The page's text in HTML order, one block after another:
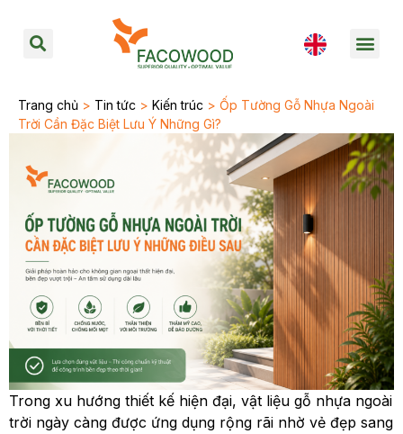
Trang chủ > Tin tức > Kiến trúc > Ốp Tường Gỗ Nhựa Ngoài
Trời Cần Đặc Biệt Lưu Ý Những Gì?
Trong xu hướng thiết kế hiện đại, vật liệu gỗ nhựa ngoài
trời ngày càng được ứng dụng rộng rãi nhờ vẻ đẹp sang